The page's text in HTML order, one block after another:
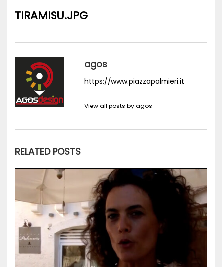
TIRAMISU.JPG
agos
https://www.piazzapalmieri.it
View all posts by agos
RELATED POSTS